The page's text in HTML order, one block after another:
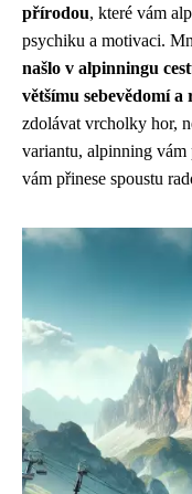
přírodou, které vám
psychiku a motivaci.
našlo v alpinningu
většímu sebevědomí a
zdolávat vrcholky hor,
variantu, alpinning vám
vám přinese spoustu